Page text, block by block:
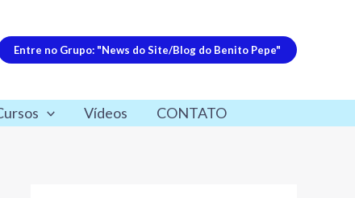
Entre no Grupo: "News do Site/Blog do Benito Pepe"
Vídeos CONTATO